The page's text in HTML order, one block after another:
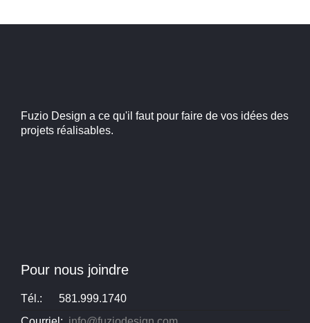
Fuzio Design a ce qu'il faut pour faire de vos idées des
projets réalisables.
Pour nous joindre
Tél.: 581.999.1740